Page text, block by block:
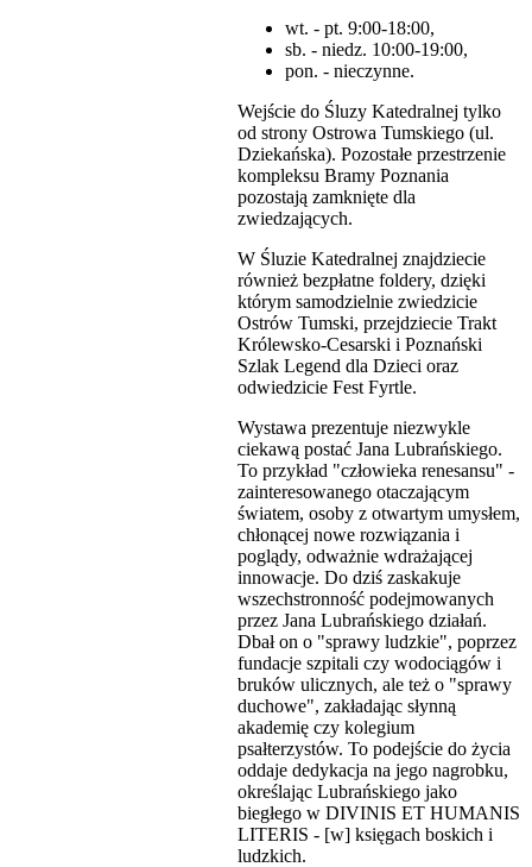
wt. - pt. 9:00-18:00,
sb. - niedz. 10:00-19:00,
pon. - nieczynne.
Wejście do Śluzy Katedralnej tylko
od strony Ostrowa Tumskiego (ul.
Dziekańska). Pozostałe przestrzenie
kompleksu Bramy Poznania
pozostają zamknięte dla
zwiedzających.
W Śluzie Katedralnej znajdziecie
również bezpłatne foldery, dzięki
którym samodzielnie zwiedzicie
Ostrów Tumski, przejdziecie Trakt
Królewsko-Cesarski i Poznański
Szlak Legend dla Dzieci oraz
odwiedzicie Fest Fyrtle.
Wystawa prezentuje niezwykle
ciekawą postać Jana Lubrańskiego.
To przykład "człowieka renesansu" -
zainteresowanego otaczającym
światem, osoby z otwartym umysłem,
chłonącej nowe rozwiązania i
poglądy, odważnie wdrażającej
innowacje. Do dziś zaskakuje
wszechstronność podejmowanych
przez Jana Lubrańskiego działań.
Dbał on o "sprawy ludzkie", poprzez
fundacje szpitali czy wodociągów i
bruków ulicznych, ale też o "sprawy
duchowe", zakładając słynną
akademię czy kolegium
psałterzystów. To podejście do życia
oddaje dedykacja na jego nagrobku,
określając Lubrańskiego jako
biegłego w DIVINIS ET HUMANIS
LITERIS - [w] księgach boskich i
ludzkich.